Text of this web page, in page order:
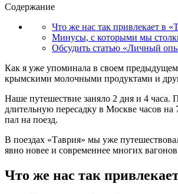
Содержание
Что же нас так привлекает в
Минусы, с которыми мы
Обсудить статью «Личный
Как я уже упоминала в своем
крымскими молочными продуктами и
Наше путешествие заняло 2 дня и 4
длительную пересадку в Москве часов
пал на поезд.
В поездах «Таврия» мы уже
явно новее и современнее многих
Что же нас так